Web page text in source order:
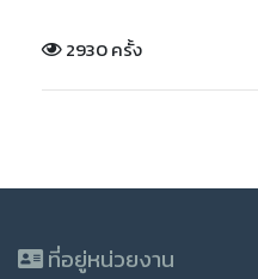
2930 ครั้ง
ที่อยู่หน่วยงาน